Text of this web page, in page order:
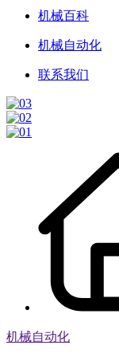
机械百科
机械自动化
联系我们
机械自动化